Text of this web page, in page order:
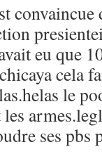
eu que
cela
le
ses pbs